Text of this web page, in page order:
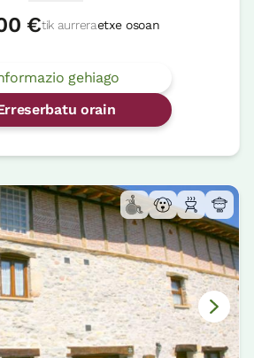
€tik aurreraetxe osoan
gehiago
orain